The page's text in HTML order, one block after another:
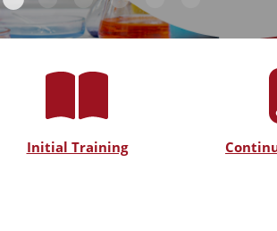
Initial Training